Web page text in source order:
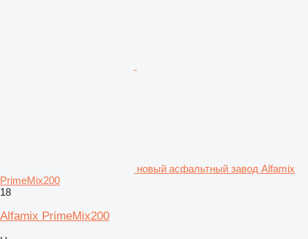
новый асфальтный завод Alfamix
PrimeMix200
18
Alfamix PrimeMix200